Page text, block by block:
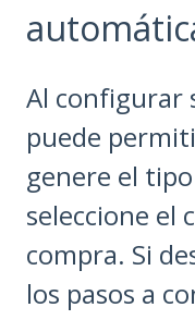
Al configurar
puede
genere el
seleccione el
compra. Si
los pasos a